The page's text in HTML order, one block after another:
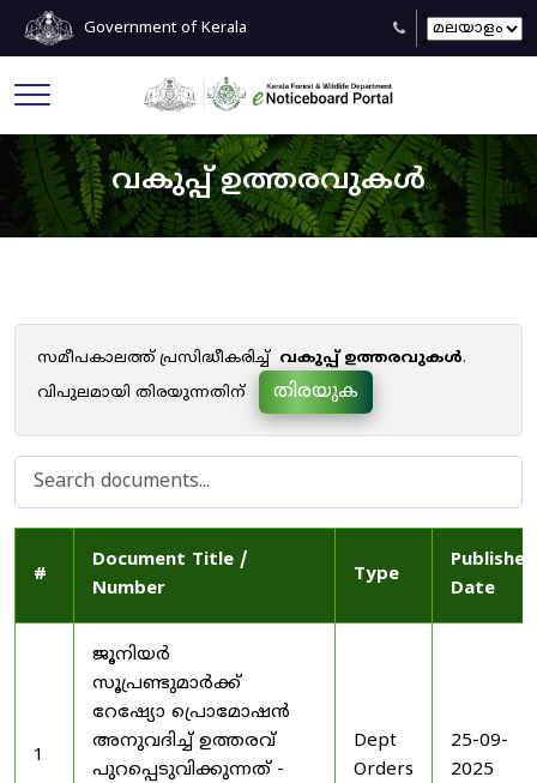
Government of Kerala
വകുപ്പ് ഉത്തരവുകൾ
സമീപകാലത്ത് പ്രസിദ്ധീകരിച്ച് വകുപ്പ് ഉത്തരവുകൾ.
വിപുലമായി തിരയുന്നതിന്
തിരയുക
#
Document Title /
Number
Type
Published
Date
1
ജൂനിയർ
സൂപ്രണ്ടുമാർക്ക്
റേഷ്യോ പ്രൊമോഷൻ
അനുവദിച്ച് ഉത്തരവ്
പുറപ്പെടുവിക്കുന്നത് -
Dept
Orders
25-09-
2025